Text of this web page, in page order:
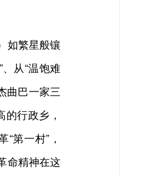
如繁星般镶
从“温饱难
曲巴一家三
行政乡，
第一村”，
命精神在这